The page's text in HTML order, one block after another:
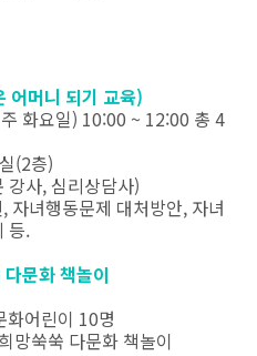
어머니 되기 교육)
화요일) 10:00 ~ 12:00 총 4
(2층)
강사, 심리상담사)
자녀행동문제 대처방안, 자녀
등.
문화 책놀이
화어린이 10명
망쑥쑥 다문화 책놀이